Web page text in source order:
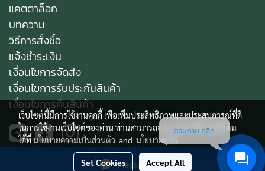
Message Us
แคตตาล็อก
บทความ
วิธีการสั่งซื้อ
แจ้งชำระเงิน
เงื่อนไขการจัดส่ง
เงื่อนไขการรับประกันสินค้า
เงื่อนไขการคืนสินค้า
เว็บไซต์นี้มีการใช้งานคุกกี้ เพื่อเพิ่มประสิทธิภาพและประสบการณ์ที่ดี
ในการใช้งานเว็บไซต์ของท่าน ท่านสามารถอ่านรายละเอียดเพิ่มเติม
ได้ที่นโยบายความเป็นส่วนตัว and นโยบายคุกกี้
Set Cookies Accept All
สอบถาม คลิก